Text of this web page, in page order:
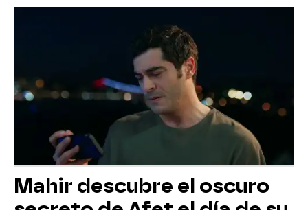
Mahir descubre el oscuro